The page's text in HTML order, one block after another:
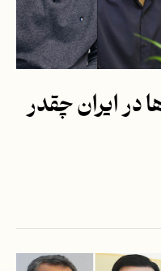
در ایران چقدر